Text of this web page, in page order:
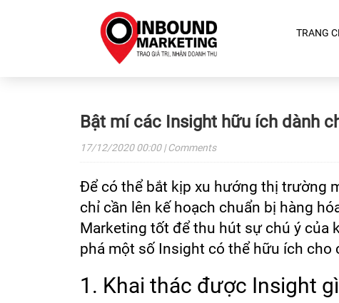
TRANG
Bật mí các Insight hữu ích dành
17/12/202000:00| Comments
Để có thể bắt kịp xu hướng thị trường
chỉ cần lên kế hoạch chuẩn bị hàng
Marketing tốt để thu hút sự chú ý của
phá một số Insight có thể hữu ích cho
1. Khai thác được Insight